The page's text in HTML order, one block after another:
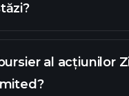
al acțiunilor